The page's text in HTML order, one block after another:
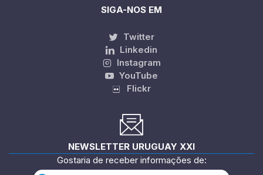
SIGA-NOS EM
Twitter
Linkedin
Instagram
YouTube
Flickr
NEWSLETTER URUGUAY XXI
Gostaria de receber informações de: